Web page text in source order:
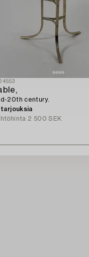
20th century.
tarjouksia
2 500 SEK